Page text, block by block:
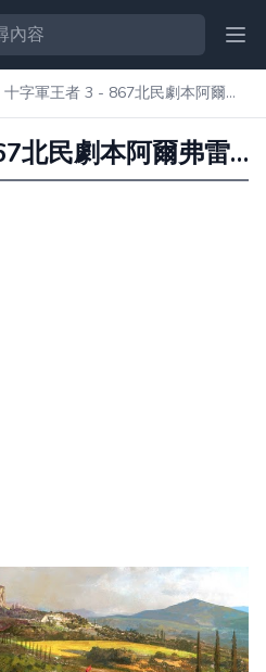
十字軍王者 3 - 867北民劇本阿爾弗
雷德打法
十字軍王者 3 - 867北民劇本阿爾弗雷德打法